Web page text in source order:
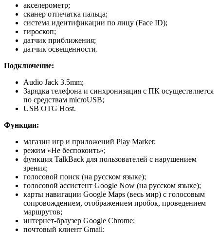
акселерометр;
сканер отпечатка пальца;
система идентификации по лицу (Face ID);
гироскоп;
датчик приближения;
датчик освещенности.
Подключение:
Audio Jack 3.5mm;
Зарядка телефона и синхронизация с ПК осуществляется
по средствам microUSB;
USB OTG Host.
Функции:
магазин игр и приложений Play Market;
режим «Не беспокоить»;
функция TalkBack для пользователей с нарушением
зрения;
голосовой поиск (на русском языке);
голосовой ассистент Google Now (на русском языке);
карты навигации Google Maps (весь мир) с голосовым
сопровождением, отображением пробок, проведением
маршрутов;
интернет-браузер Google Chrome;
почтовый клиент Gmail;